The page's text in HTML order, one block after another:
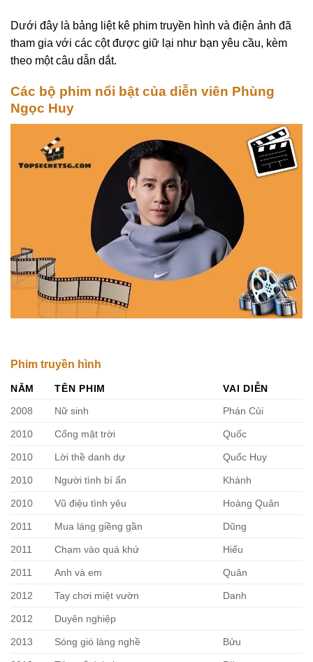
Dưới đây là bảng liệt kê phim truyền hình và điện ảnh đã
tham gia với các cột được giữ lại như bạn yêu cầu, kèm
theo một câu dẫn dắt.
Các bộ phim nổi bật của diễn viên Phùng
Ngọc Huy
Phim truyền hình
NĂM TÊN PHIM
VAI DIỄN
2008
Nữ sinh Phán Củi
2010 Cổng mặt trời Quốc
2010 Lời thề danh dự Quốc Huy
2010 Người tình bí ẩn Khánh
2010 Vũ điệu tình yêu Hoàng Quân
2011 Mua láng giềng gần Dũng
2011 Chạm vào quá khứ Hiếu
2011 Anh và em Quân
2012 Tay chơi miệt vườn Danh
2012 Duyên nghiệp
2013 Sóng gió làng nghề Bửu